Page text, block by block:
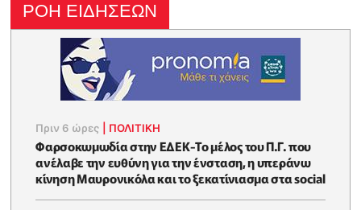
ΡΟΗ ΕΙΔΗΣΕΩΝ
Πριν 6 ώρες ΠΟΛΙΤΙΚΗ
Φαρσοκωμωδία στην ΕΔΕΚ-Το μέλος του Π.Γ. που
ανέλαβε την ευθύνη για την ένσταση, η υπεράνω
κίνηση Μαυρονικόλα και το ξεκατίνιασμα στα social